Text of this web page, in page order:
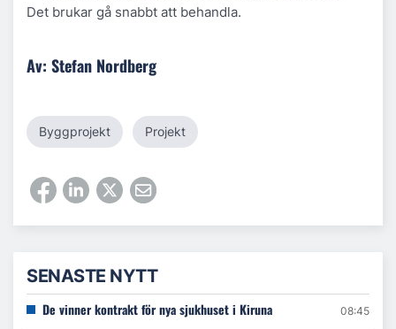
Det brukar gå snabbt att behandla.
Av: Stefan Nordberg
Byggprojekt Projekt
SENASTE NYTT
De vinner kontrakt för nya sjukhuset i Kiruna 08:45